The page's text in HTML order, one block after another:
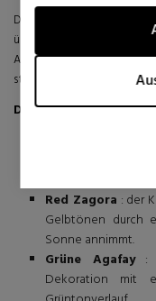
wie Besucher mit
Informationen
Marketing
Marketing-Cookies
Webseiten zu
die relevant und
Die harmonische
überdecken, respektiert
Ausstrahlung. Das
strahlend schönes
Drei sammelbare
: ein
Motiv umgibt, in
Red Zagora : der
Gelbtönen durch
Sonne annimmt.
Grüne Agafay:
Dekoration mit